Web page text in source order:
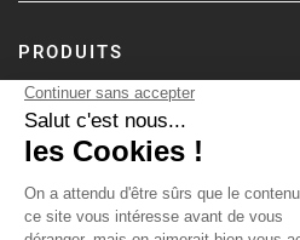
PRODUITS